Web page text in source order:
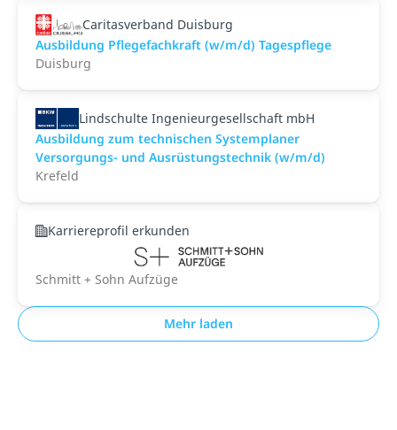
Caritasverband Duisburg
Ausbildung Pflegefachkraft (w/m/d) Tagespflege
Duisburg
Lindschulte Ingenieurgesellschaft mbH
Ausbildung zum technischen Systemplaner
Versorgungs- und Ausrüstungstechnik (w/m/d)
Krefeld
Karriereprofil erkunden
Schmitt + Sohn Aufzüge
Mehr laden